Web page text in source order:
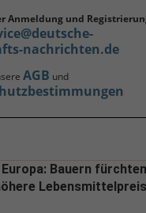
Anmeldung und
nachrichten.de
AGB und
Europa: Bauern